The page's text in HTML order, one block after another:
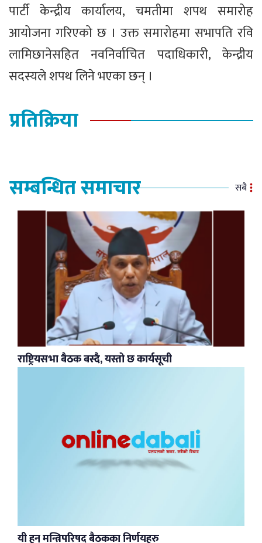
पार्टी केन्द्रीय कार्यालय, चमतीमा शपथ समारोह
आयोजना गरिएको छ । उक्त समारोहमा सभापति रवि
लामिछानेसहित नवनिर्वाचित पदाधिकारी, केन्द्रीय
सदस्यले शपथ लिने भएका छन् ।
प्रतिक्रिया
सम्बन्धित समाचार सबै
राष्ट्रियसभा बैठक बस्दै, यस्तो छ कार्यसूची
यी हुन् मन्त्रिपरिषद् बैठकका निर्णयहरु